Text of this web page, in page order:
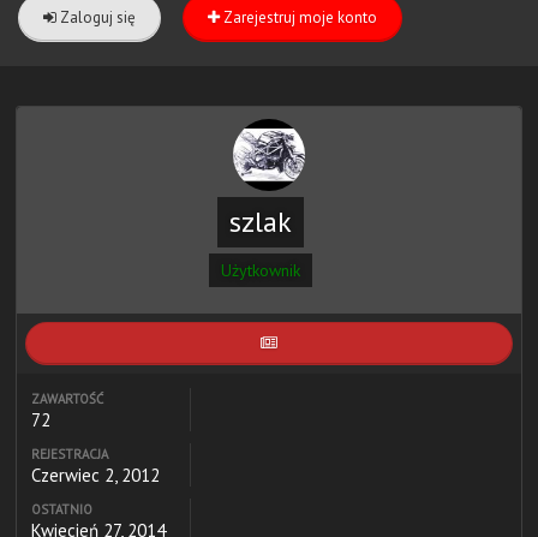
Zaloguj się Zarejestruj moje konto
szlak
Użytkownik
ZAWARTOŚĆ
72
REJESTRACJA
Czerwiec 2, 2012
OSTATNIO
Kwiecień 27, 2014